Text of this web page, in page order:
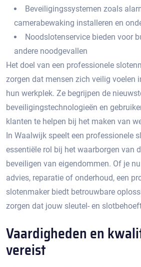
Beveiligingssystemen zoals
camerabewaking installeren en
Noodslotenservice bieden voor
andere noodgevallen
Het doel van een professionele
zorgen dat mensen zich veilig voelen
hun werkplek.​ Ze begrijpen de
beveiligingstechnologieën en
klanten te helpen bij het maken van
In Waalwijk speelt een professionele
essentiële rol bij het waarborgen van
beveiligen van eigendommen.​ Of je
advies, reparatie of onderhoud, een
slotenmaker biedt betrouwbare
zorgen dat jouw sleutel- en
Vaardigheden en
vereist